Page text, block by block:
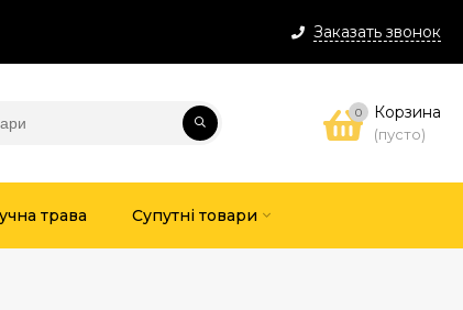
Заказать звонок
0 Корзина
(пусто)
трава Супутні товари